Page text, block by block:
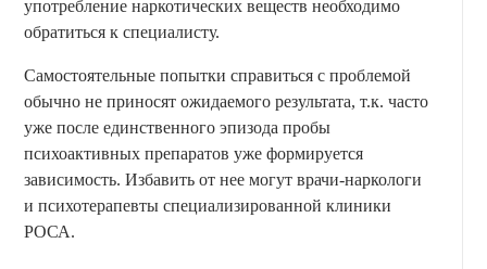
употребление наркотических веществ необходимо
обратиться к специалисту.
Самостоятельные попытки справиться с проблемой
обычно не приносят ожидаемого результата, т.к. часто
уже после единственного эпизода пробы
психоактивных препаратов уже формируется
зависимость. Избавить от нее могут врачи-наркологи
и психотерапевты специализированной клиники
РОСА.